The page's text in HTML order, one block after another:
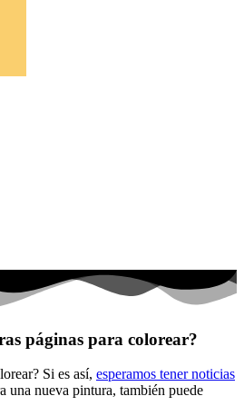
páginas para colorear?
Si es así, esperamos tener noticias
una nueva pintura, también puede